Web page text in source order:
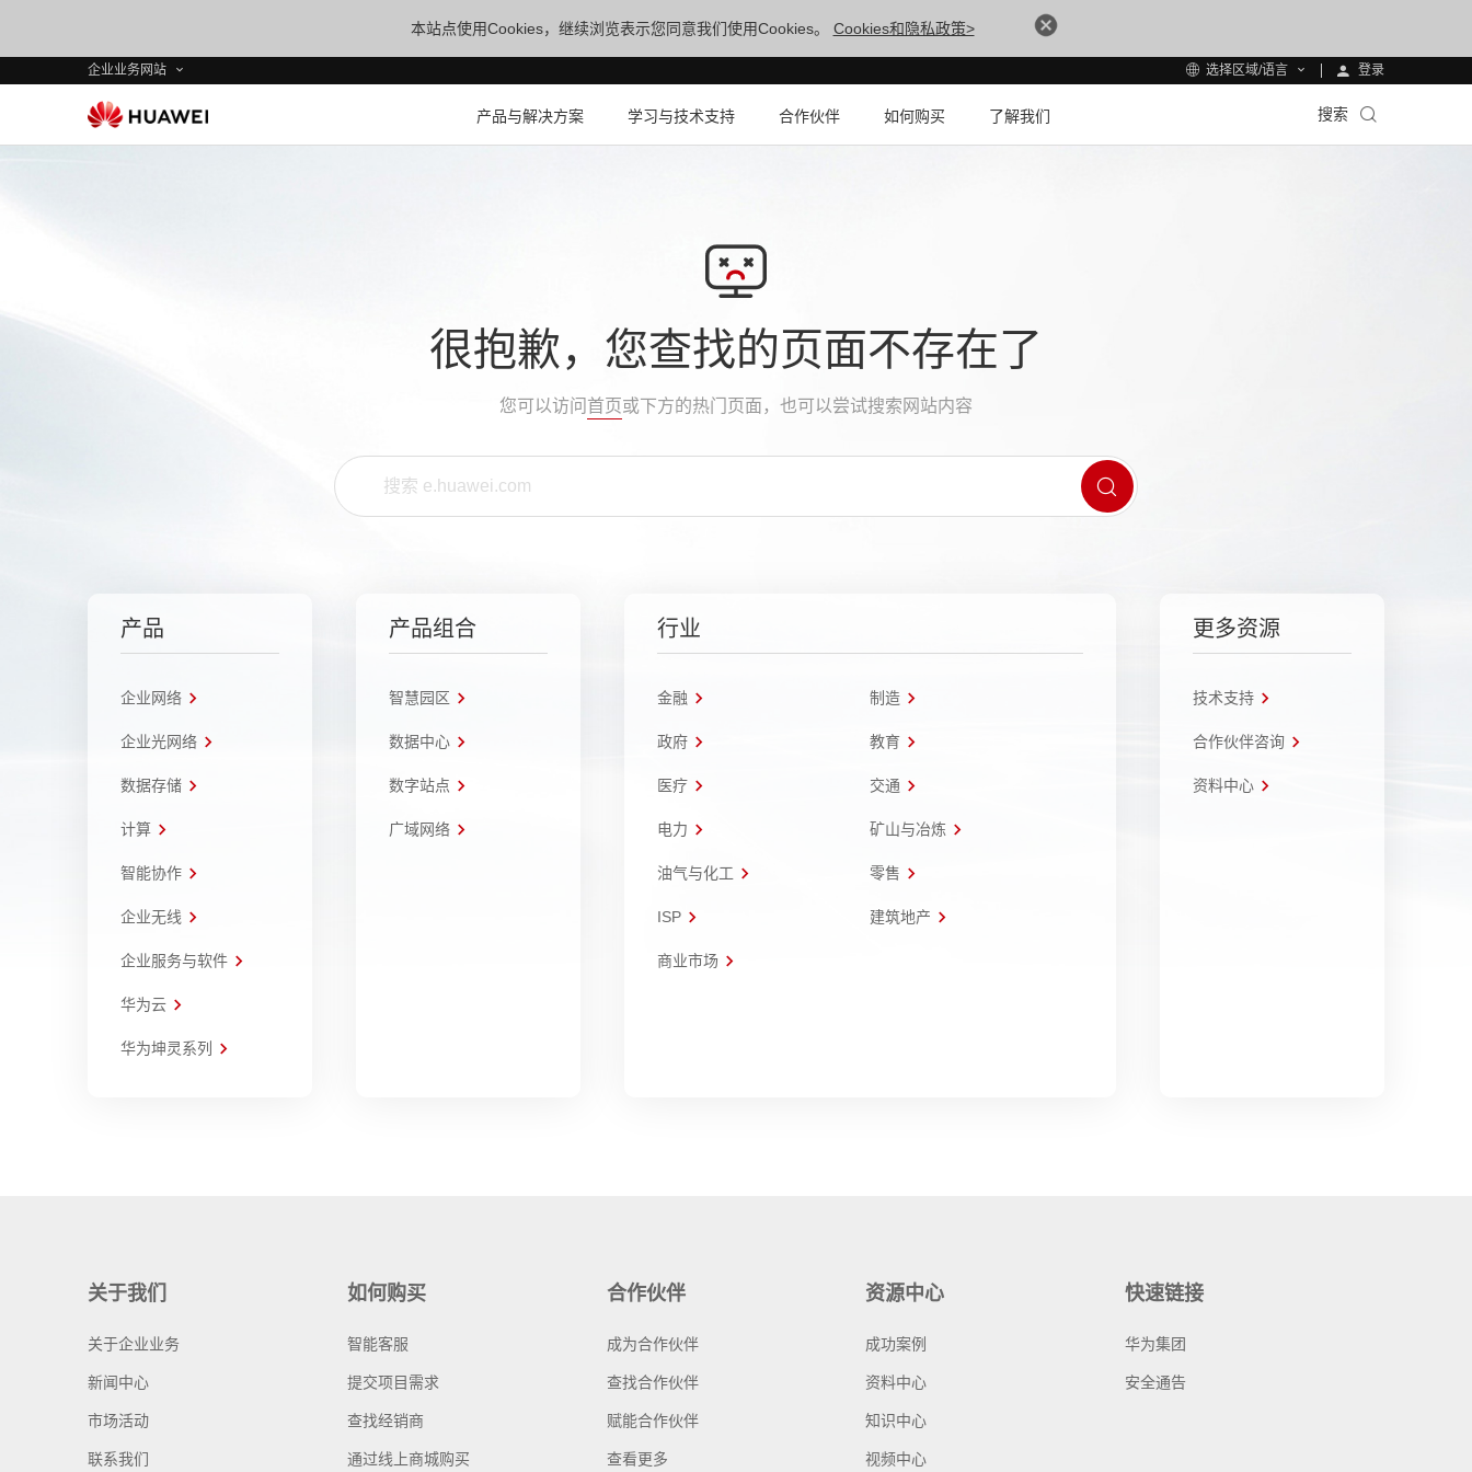
本站点使用Cookies，继续浏览表示您同意我们使用Cookies。 Cookies和隐私政策>
企业业务网站 选择区域/语言 登录
产品与解决方案 学习与技术支持 合作伙伴 如何购买 了解我们 搜索
很抱歉，您查找的页面不存在了
您可以访问 首页或下方的热门页面，也可以尝试搜索网站内容
产品
企业网络
企业光网络
数据存储
计算
智能协作
企业无线
企业服务与软件
华为云
华为坤灵系列
产品组合
智慧园区
数据中心
数字站点
广域网络
行业
金融 制造
政府 教育
医疗 交通
电力 矿山与冶炼
油气与化工 零售
ISP 建筑地产
商业市场
更多资源
技术支持
合作伙伴咨询
资料中心
关于我们
关于企业业务
新闻中心
市场活动
联系我们
如何购买
智能客服
提交项目需求
查找经销商
通过线上商城购买
合作伙伴
成为合作伙伴
查找合作伙伴
赋能合作伙伴
查看更多
资源中心
成功案例
资料中心
知识中心
视频中心
快速链接
华为集团
安全通告